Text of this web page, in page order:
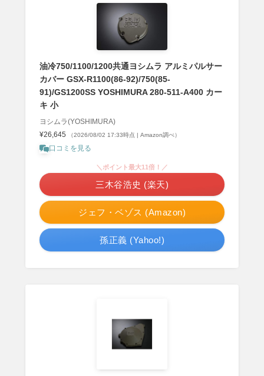
油冷750/1100/1200共通ヨシムラ アルミパルサー
カバー GSX-R1100(86-92)/750(85-
91)/GS1200SS YOSHIMURA 280-511-A400 カー
キ 小
ヨシムラ(YOSHIMURA)
¥26,645
（2026/08/02 17:33時点 | Amazon調べ）
口コミを見る
ジェフ・ベゾス (Amazon)
＼ポイント最大11倍！／
三木谷浩史 (楽天)
孫正義 (Yahoo!)